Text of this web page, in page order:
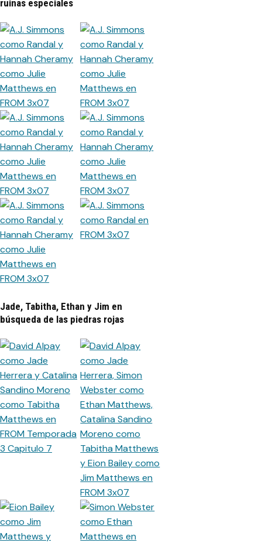
ruinas especiales
Jade, Tabitha, Ethan y Jim en
búsqueda de las piedras rojas